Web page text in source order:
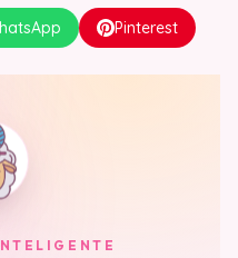
Pinterest